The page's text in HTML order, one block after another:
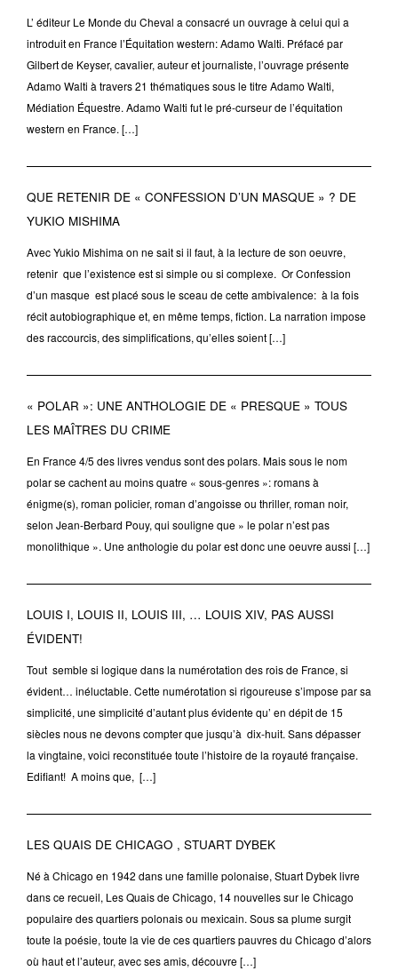
L’ éditeur Le Monde du Cheval a consacré un ouvrage à celui qui a
introduit en France l’Équitation western: Adamo Walti. Préfacé par
Gilbert de Keyser, cavalier, auteur et journaliste, l’ouvrage présente
Adamo Walti à travers 21 thématiques sous le titre Adamo Walti,
Médiation Équestre. Adamo Walti fut le pré-curseur de l’équitation
western en France. […]
QUE RETENIR DE « CONFESSION D’UN MASQUE » ? DE
YUKIO MISHIMA
Avec Yukio Mishima on ne sait si il faut, à la lecture de son oeuvre,
retenir que l’existence est si simple ou si complexe. Or Confession
d’un masque est placé sous le sceau de cette ambivalence: à la fois
récit autobiographique et, en même temps, fiction. La narration impose
des raccourcis, des simplifications, qu’elles soient […]
« POLAR »: UNE ANTHOLOGIE DE « PRESQUE » TOUS
LES MAÎTRES DU CRIME
En France 4/5 des livres vendus sont des polars. Mais sous le nom
polar se cachent au moins quatre « sous-genres »: romans à
énigme(s), roman policier, roman d’angoisse ou thriller, roman noir,
selon Jean-Berbard Pouy, qui souligne que » le polar n’est pas
monolithique ». Une anthologie du polar est donc une oeuvre aussi […]
LOUIS I, LOUIS II, LOUIS III, … LOUIS XIV, PAS AUSSI
ÉVIDENT!
Tout semble si logique dans la numérotation des rois de France, si
évident… inéluctable. Cette numérotation si rigoureuse s’impose par sa
simplicité, une simplicité d’autant plus évidente qu’ en dépit de 15
siècles nous ne devons compter que jusqu’à dix-huit. Sans dépasser
la vingtaine, voici reconstituée toute l’histoire de la royauté française.
Edifiant! A moins que, […]
LES QUAIS DE CHICAGO , STUART DYBEK
Né à Chicago en 1942 dans une famille polonaise, Stuart Dybek livre
dans ce recueil, Les Quais de Chicago, 14 nouvelles sur le Chicago
populaire des quartiers polonais ou mexicain. Sous sa plume surgit
toute la poésie, toute la vie de ces quartiers pauvres du Chicago d’alors
où haut et l’auteur, avec ses amis, découvre […]